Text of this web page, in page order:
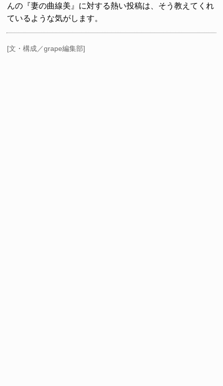
んの『妻の曲線美』に対する熱い投稿は、そう教えてくれ
ているような気がします。
[文・構成／grape編集部]